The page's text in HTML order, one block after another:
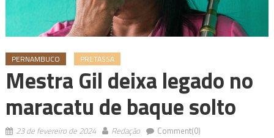
PERNAMBUCO PRETASSA
Mestra Gil deixa legado no
maracatu de baque solto
23 de fevereiro de 2024 Redação Comment(0)